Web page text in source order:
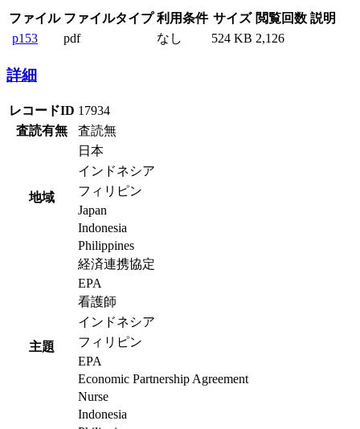
ファイル ファイルタイプ 利用条件 サイズ 閲覧回数 説明
p153
pdf なし 524 KB 2,126
詳細
レコードID 17934
査読有無
査読無
地域
日本
インドネシア
フィリピン
Japan
Indonesia
Philippines
主題
経済連携協定
EPA
看護師
インドネシア
フィリピン
EPA
Economic Partnership Agreement
Nurse
Indonesia